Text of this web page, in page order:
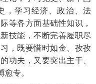
，学习经济、政治、法
等各方面基础性知识，
技能，不断完善履职尽
，既要惜时如金、孜孜
功夫，又要突出主干、
专。